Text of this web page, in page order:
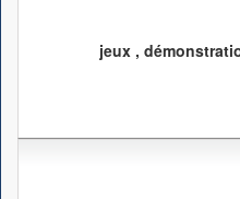
jeux ,